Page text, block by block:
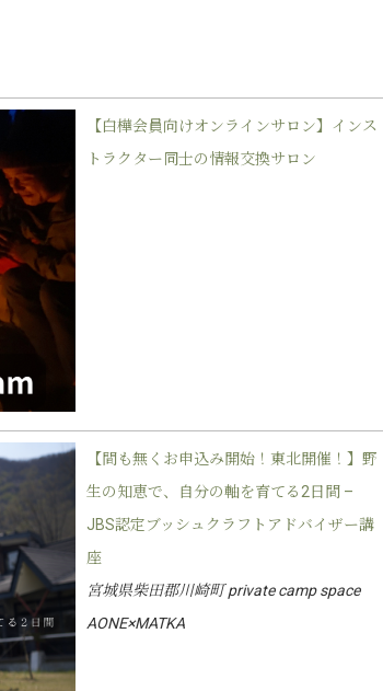
【白樺会員向けオンラインサロン】インス
トラクター同士の情報交換サロン
【間も無くお申込み開始！東北開催！】野
生の知恵で、自分の軸を育てる2日間 –
JBS認定ブッシュクラフトアドバイザー講
座
宮城県柴田郡川崎町 private camp space
AONE×MATKA